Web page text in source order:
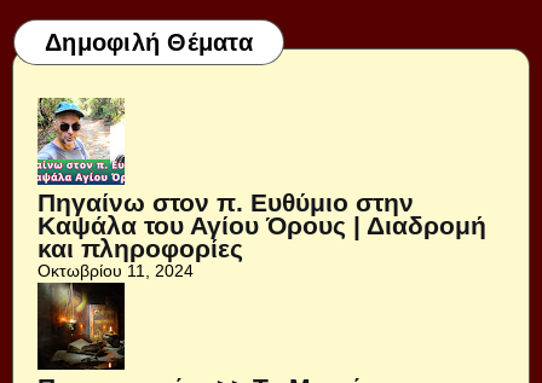
Δημοφιλή Θέματα
Πηγαίνω στον π. Ευθύμιο στην
Καψάλα του Αγίου Όρους | Διαδρομή
και πληροφορίες
Οκτωβρίου 11, 2024